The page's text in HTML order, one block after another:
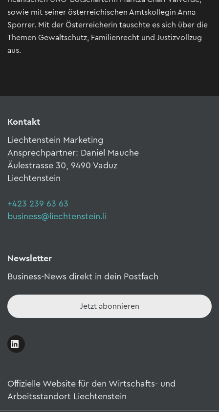
sowie mit seiner österreichischen Amtskollegin Anna
Sporrer. Mit der Österreicherin tauschte es sich über die
Themen Gewaltschutz, Familienrecht und Justizvollzug
aus.
Kontakt
Liechtenstein Marketing
Ansprechpartner: Daniel Mauche
Äulestrasse 30, 9490 Vaduz
Liechtenstein
+423 239 63 63
business@liechtenstein.li
Newsletter
Business-News direkt in dein Postfach
Jetzt abonnieren
Offizielle Website für den Wirtschafts- und
Arbeitsstandort Liechtenstein